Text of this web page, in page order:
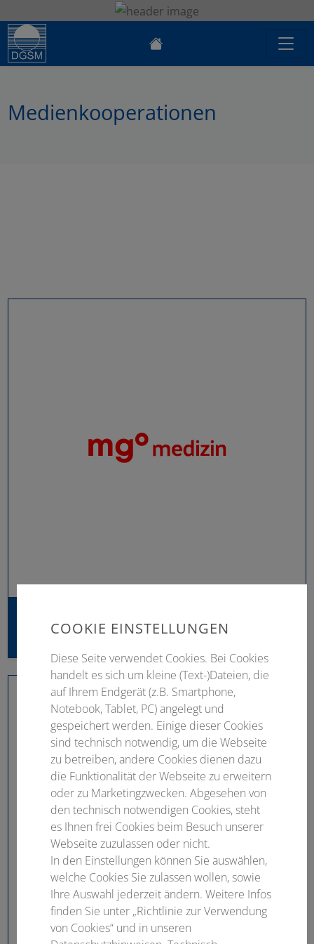
Medienkooperationen
COOKIE EINSTELLUNGEN
Diese Seite verwendet Cookies. Bei Cookies
handelt es sich um kleine (Text-)Dateien, die
auf Ihrem Endgerät (z.B. Smartphone,
Notebook, Tablet, PC) angelegt und
gespeichert werden. Einige dieser Cookies
sind technisch notwendig, um die Webseite
zu betreiben, andere Cookies dienen dazu
die Funktionalität der Webseite zu erweitern
oder zu Marketingzwecken. Abgesehen von
den technisch notwendigen Cookies, steht
es Ihnen frei Cookies beim Besuch unserer
Webseite zuzulassen oder nicht.
In den Einstellungen können Sie auswählen,
welche Cookies Sie zulassen wollen, sowie
Ihre Auswahl jederzeit ändern. Weitere Infos
finden Sie unter „Richtlinie zur Verwendung
von Cookies“ und in unseren